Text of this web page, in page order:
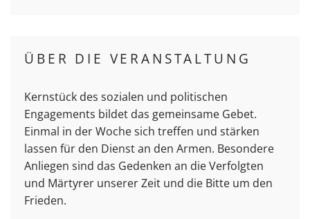
ÜBER DIE VERANSTALTUNG
Kernstück des sozialen und politischen
Engagements bildet das gemeinsame Gebet.
Einmal in der Woche sich treffen und stärken
lassen für den Dienst an den Armen. Besondere
Anliegen sind das Gedenken an die Verfolgten
und Märtyrer unserer Zeit und die Bitte um den
Frieden.